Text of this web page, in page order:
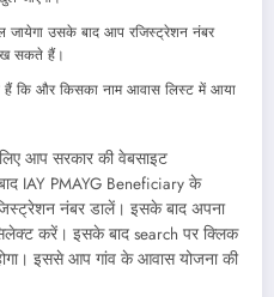
जायेगा उसके बाद आप रजिस्ट्रेशन नंबर
सकते हैं।
कि और किसका नाम आवास लिस्ट में आया
आप सरकार की वेबसाइट
IAY PMAYG Beneficiary के
नंबर डालें। इसके बाद अपना
करें। इसके बाद search पर क्लिक
इससे आप गांव के आवास योजना की